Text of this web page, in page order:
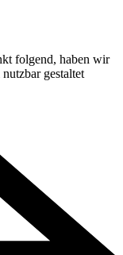
folgend, haben wir
gestaltet